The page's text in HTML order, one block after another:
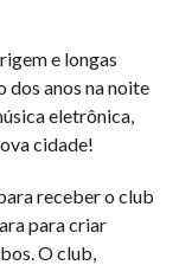
e longas
dos anos na noite
eletrônica,
cidade!
receber o club
para criar
O club,